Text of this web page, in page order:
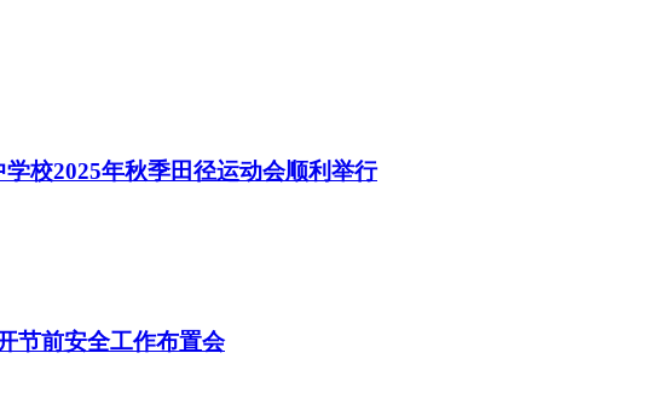
校2025年秋季田径运动会顺利举行
节前安全工作布置会